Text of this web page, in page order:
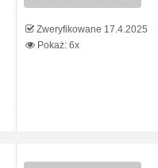
Zweryfikowane 17.4.2025
Pokaż: 6x